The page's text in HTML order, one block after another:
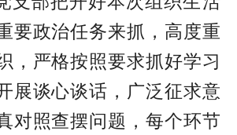
要政治任务来抓，高度重
，严格按照要求抓好学习
展谈心谈话，广泛征求意
对照查摆问题，每个环节